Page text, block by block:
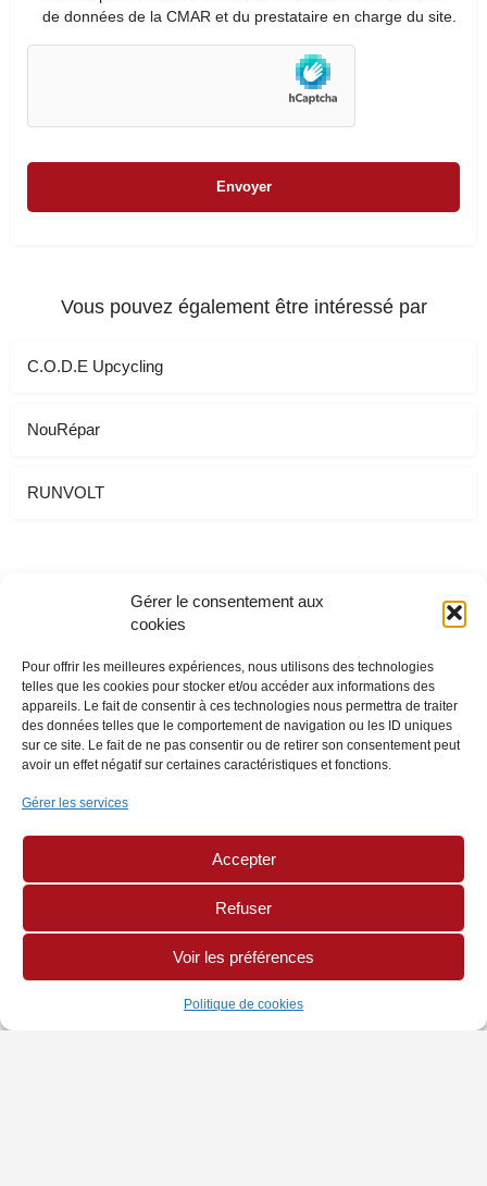
Gérer le consentement aux
cookies
Pour offrir les meilleures expériences, nous utilisons des technologies
telles que les cookies pour stocker et/ou accéder aux informations des
appareils. Le fait de consentir à ces technologies nous permettra de traiter
des données telles que le comportement de navigation ou les ID uniques
sur ce site. Le fait de ne pas consentir ou de retirer son consentement peut
avoir un effet négatif sur certaines caractéristiques et fonctions.
Gérer les services
Accepter
Refuser
Voir les préférences
Politique de cookies
de données de la CMAR et du prestataire en charge du site.
Vous pouvez également être intéressé par
C.O.D.E Upcycling
NouRépar
RUNVOLT